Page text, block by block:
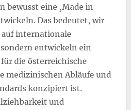
bewusst eine ‚Made in
Das bedeutet, wir
internationale
entwickeln ein
die österreichische
medizinischen Abläufe und
konzipiert ist.
und